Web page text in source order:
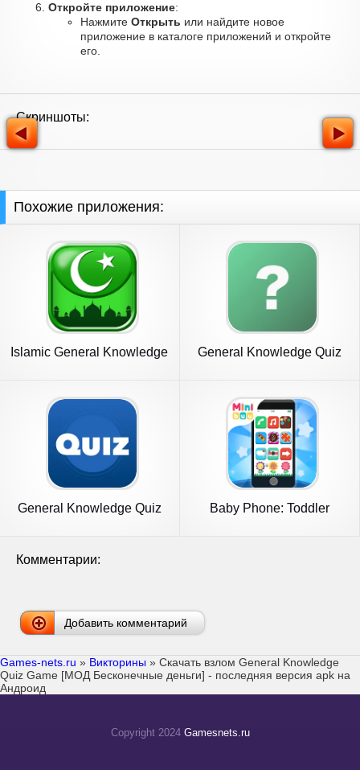
Откройте приложение:
Нажмите Открыть или найдите новое
приложение в каталоге приложений и откройте
его.
Скриншоты:
Похожие приложения:
Islamic General Knowledge
General Knowledge Quiz
General Knowledge Quiz
Baby Phone: Toddler
Комментарии:
Добавить комментарий
Games-nets.ru » Викторины » Скачать взлом General Knowledge
Quiz Game [МОД Бесконечные деньги] - последняя версия apk на
Андроид
Copyright 2024 Gamesnets.ru